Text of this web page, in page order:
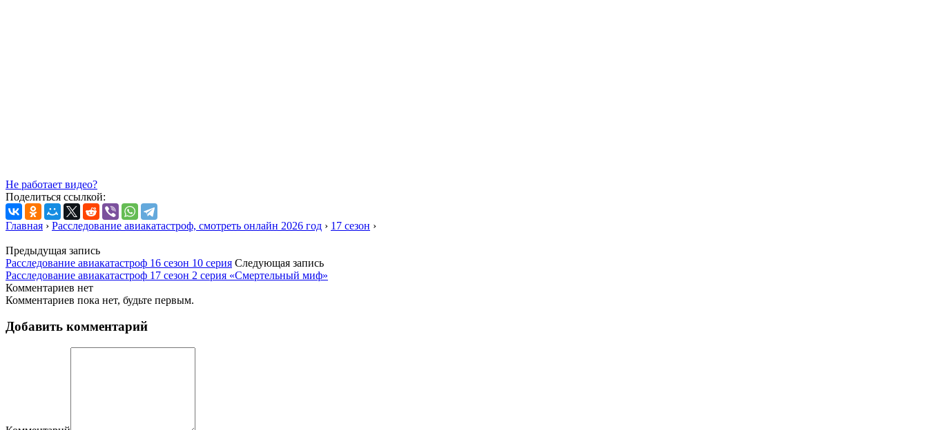
Не работает видео?
Поделиться ссылкой:
Главная › Расследование авиакатастроф, смотреть онлайн 2026 год › 17 сезон ›
Предыдущая запись
Расследование авиакатастроф 16 сезон 10 серия Следующая запись
Расследование авиакатастроф 17 сезон 2 серия «Смертельный миф»
Комментариев нет
Комментариев пока нет, будьте первым.
Добавить комментарий